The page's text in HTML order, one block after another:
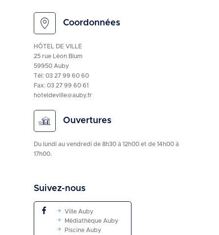
Coordonnées
HÔTEL DE VILLE
25 rue Léon Blum
59950 Auby
Tél: 03 27 99 60 60
Fax: 03 27 99 60 61
hoteldeville@auby.fr
Ouvertures
Du lundi au vendredi de 8h30 à 12h00 et de 14h00 à
17h00.
Suivez-nous
Ville Auby
Médiathèque Auby
Piscine Auby